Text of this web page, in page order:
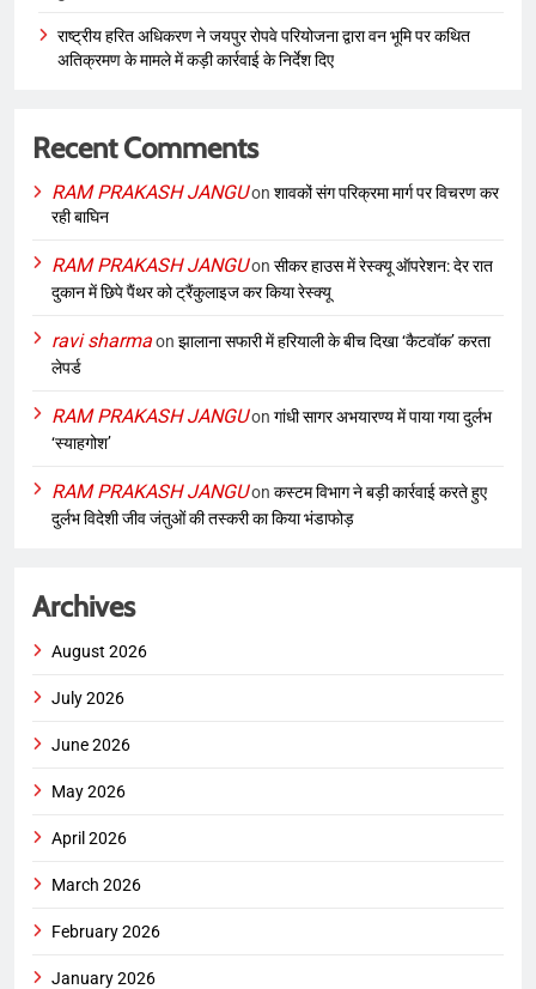
राष्ट्रीय हरित अधिकरण ने जयपुर रोपवे परियोजना द्वारा वन भूमि पर कथित
अतिक्रमण के मामले में कड़ी कार्रवाई के निर्देश दिए
Recent Comments
RAM PRAKASH JANGUon शावकों संग परिक्रमा मार्ग पर विचरण कर
रही बाघिन
RAM PRAKASH JANGUon सीकर हाउस में रेस्क्यू ऑपरेशन: देर रात
दुकान में छिपे पैंथर को ट्रैंकुलाइज कर किया रेस्क्यू
ravi sharmaon झालाना सफारी में हरियाली के बीच दिखा ‘कैटवॉक’ करता
लेपर्ड
RAM PRAKASH JANGUon गांधी सागर अभयारण्य में पाया गया दुर्लभ
‘स्याहगोश’
RAM PRAKASH JANGUon कस्टम विभाग ने बड़ी कार्रवाई करते हुए
दुर्लभ विदेशी जीव जंतुओं की तस्करी का किया भंडाफोड़
Archives
August 2026
July 2026
June 2026
May 2026
April 2026
March 2026
February 2026
January 2026